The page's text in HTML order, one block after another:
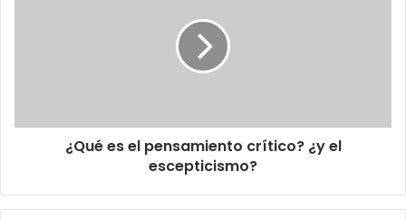
¿Qué es el pensamiento crítico? ¿y el
escepticismo?